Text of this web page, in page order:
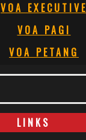
VOA EXECUTIVE
VOA PAGI
VOA PETANG
LINKS